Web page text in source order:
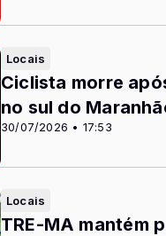
Locais
30/07/2026 • 17:53
Ciclista morre
no sul do
Locais
TRE-MA mantém